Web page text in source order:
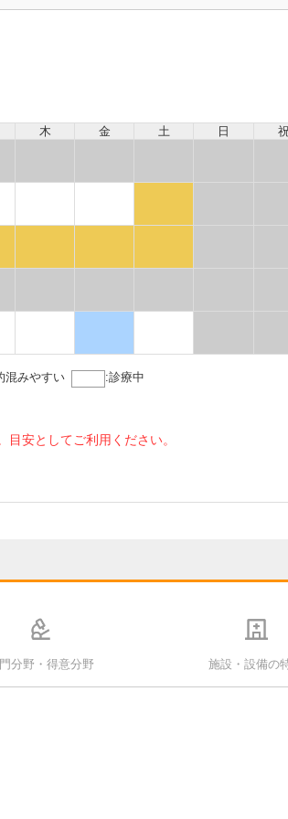
木 金 土 日
混みやすい :診療中
安としてご利用ください。
分野・得意分野 施設・設備の